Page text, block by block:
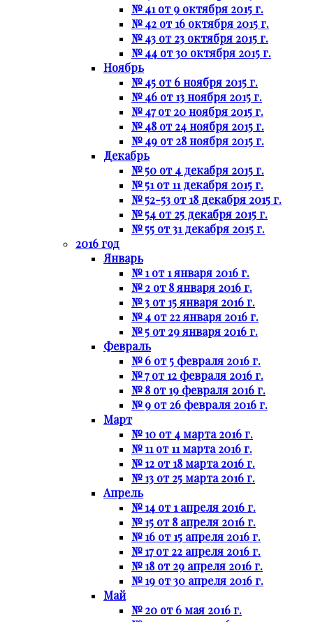
№ 41 от 9 октября 2015 г.
№ 42 от 16 октября 2015 г.
№ 43 от 23 октября 2015 г.
№ 44 от 30 октября 2015 г.
Ноябрь
№ 45 от 6 ноября 2015 г.
№ 46 от 13 ноября 2015 г.
№ 47 от 20 ноября 2015 г.
№ 48 от 24 ноября 2015 г.
№ 49 от 28 ноября 2015 г.
Декабрь
№ 50 от 4 декабря 2015 г.
№ 51 от 11 декабря 2015 г.
№ 52-53 от 18 декабря 2015 г.
№ 54 от 25 декабря 2015 г.
№ 55 от 31 декабря 2015 г.
2016 год
Январь
№ 1 от 1 января 2016 г.
№ 2 от 8 января 2016 г.
№ 3 от 15 января 2016 г.
№ 4 от 22 января 2016 г.
№ 5 от 29 января 2016 г.
Февраль
№ 6 от 5 февраля 2016 г.
№ 7 от 12 февраля 2016 г.
№ 8 от 19 февраля 2016 г.
№ 9 от 26 февраля 2016 г.
Март
№ 10 от 4 марта 2016 г.
№ 11 от 11 марта 2016 г.
№ 12 от 18 марта 2016 г.
№ 13 от 25 марта 2016 г.
Апрель
№ 14 от 1 апреля 2016 г.
№ 15 от 8 апреля 2016 г.
№ 16 от 15 апреля 2016 г.
№ 17 от 22 апреля 2016 г.
№ 18 от 29 апреля 2016 г.
№ 19 от 30 апреля 2016 г.
Май
№ 20 от 6 мая 2016 г.